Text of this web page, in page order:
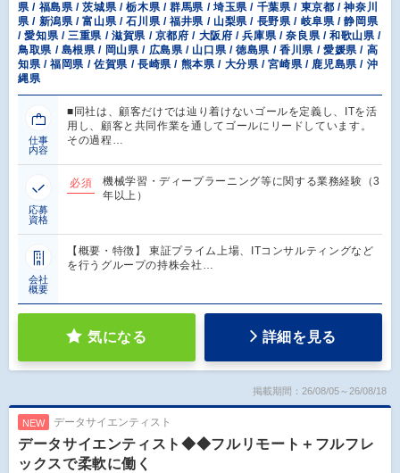
県 / 福島県 / 茨城県 / 栃木県 / 群馬県 / 埼玉県 / 千葉県 / 東京都 / 神奈川
県 / 新潟県 / 富山県 / 石川県 / 福井県 / 山梨県 / 長野県 / 岐阜県 / 静岡県
/ 愛知県 / 三重県 / 滋賀県 / 京都府 / 大阪府 / 兵庫県 / 奈良県 / 和歌山県 /
鳥取県 / 島根県 / 岡山県 / 広島県 / 山口県 / 徳島県 / 香川県 / 愛媛県 / 高
知県 / 福岡県 / 佐賀県 / 長崎県 / 熊本県 / 大分県 / 宮崎県 / 鹿児島県 / 沖
縄県
仕事
内容
■同社は、顧客だけでは辿り着けないゴールを定義し、ITを活
用し、顧客と共同作業を通してゴールにリードしています。
その過程…
応募
資格
必須
機械学習・ディープラーニング等に関する業務経験（3
年以上）
会社
概要
【概要・特徴】 東証プライム上場、ITコンサルティングなど
を行うグループの持株会社…
気になる 詳細を見る
掲載期間：26/08/05～26/08/18
NEW データサイエンティスト
データサイエンティスト◆◆フルリモート＋フルフレ
ックスで柔軟に働く